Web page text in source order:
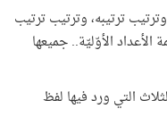
وترتيب ترتيبه، وترتيب ترتيب
الأعداد الأوّليّة.. جميعها
التي ورد فيها لفظ